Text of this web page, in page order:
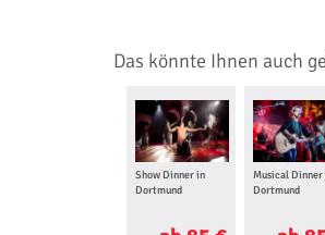
Das könnte Ihnen auch
Show Dinner in
Dortmund
Musical Dinner
Dortmund